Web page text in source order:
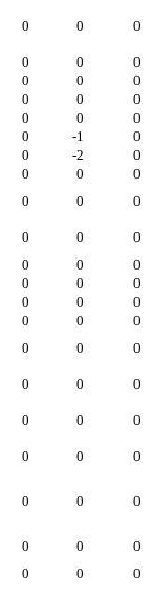
0 0 0
0 0 0
0 0 0
0 0 0
0 0 0
0 -1 0
0 -2 0
0 0 0
0 0 0
0 0 0
0 0 0
0 0 0
0 0 0
0 0 0
0 0 0
0 0 0
0 0 0
0 0 0
0 0 0
0 0 0
0 0 0